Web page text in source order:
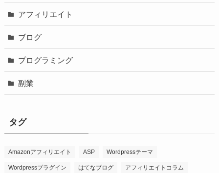
アフィリエイト
ブログ
プログラミング
副業
タグ
Amazonアフィリエイト ASP Wordpressテーマ
Wordpressプラグイン はてなブログ アフィリエイトコラム